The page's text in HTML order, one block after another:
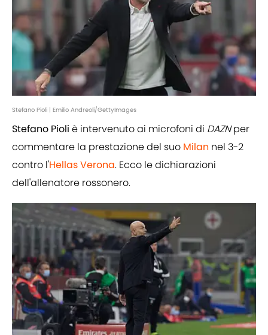
Stefano Pioli | Emilio Andreoli/GettyImages
Stefano Pioli è intervenuto ai microfoni di DAZNper
commentare la prestazione del suo Milan nel 3-2
contro l'Hellas Verona. Ecco le dichiarazioni
dell'allenatore rossonero.